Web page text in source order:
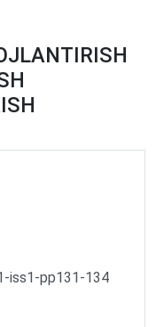
iss1-pp131-134